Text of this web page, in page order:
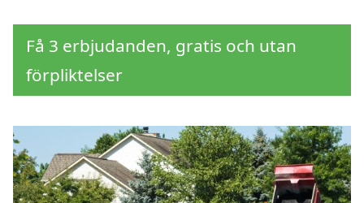
Få 3 erbjudanden, gratis och utan
förpliktelser